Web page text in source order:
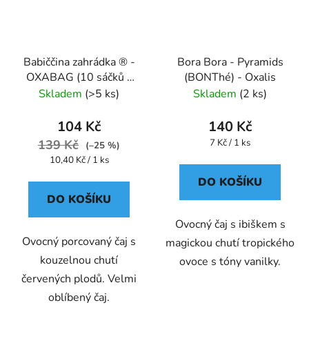
Babiččina zahrádka ® -
OXABAG (10 sáčků x
5g) - Oxalis
Skladem (>5 ks)
104 Kč
139 Kč
(–25 %)
Měrná
10,40 Kč / 1 ks
DO KOŠÍKU
Ovocný porcovaný čaj s
kouzelnou chutí
červených plodů. Velmi
oblíbený čaj.
Bora Bora - Pyramids
(BONThé) - Oxalis
Skladem (2 ks)
140 Kč
Měrná
7 Kč / 1 ks
DO KOŠÍKU
Ovocný čaj s ibiškem s
magickou chutí tropického
ovoce s tóny vanilky.